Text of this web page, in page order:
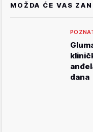
MOŽDA ĆE VAS
dana